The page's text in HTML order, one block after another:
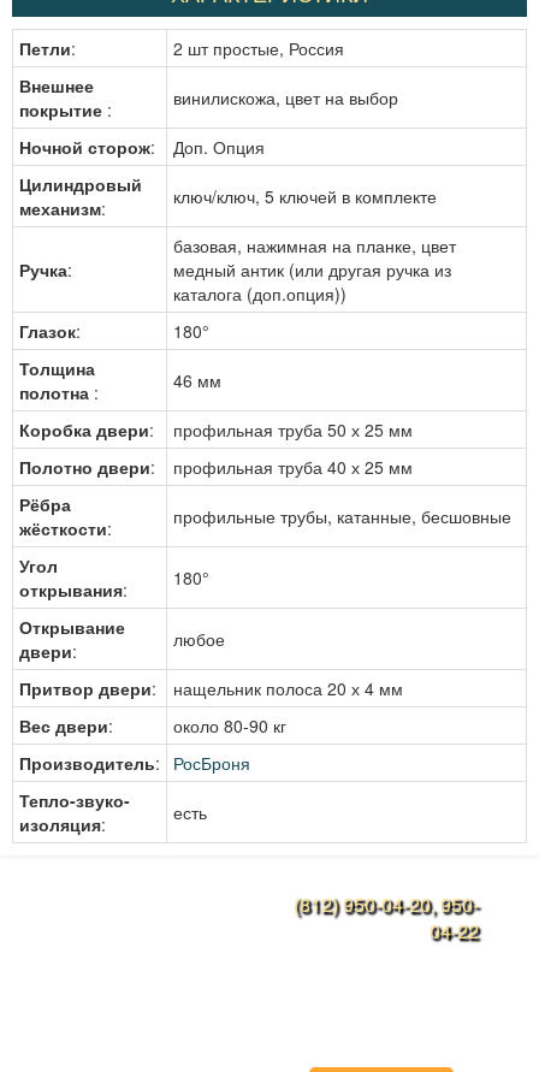
Петли:
2 шт простые, Россия
Внешнее
покрытие : винилискожа, цвет на выбор
Ночной сторож:
Доп. Опция
Цилиндровый
механизм: ключ/ключ, 5 ключей в комплекте
Ручка:
базовая, нажимная на планке, цвет
медный антик (или другая ручка из
каталога (доп.опция))
Глазок:
180°
Толщина
полотна : 46 мм
Коробка двери:
профильная труба 50 х 25 мм
Полотно двери:
профильная труба 40 х 25 мм
Рёбра
жёсткости: профильные трубы, катанные, бесшовные
Угол
открывания: 180°
Открывание
двери: любое
Притвор двери:
нащельник полоса 20 х 4 мм
Вес двери:
около 80-90 кг
Производитель:
РосБроня
Тепло-звуко-
изоляция: есть
(812) 950-04-20, 950-
04-22